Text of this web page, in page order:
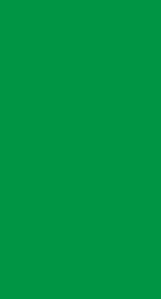
लगानीकर्ता
यता सेयर
विज्ञप्ति जारी
प्रवाह गरेको
निर्णय
। ‘पहिलो
सूचना जारी
लिखित
जस्ताको तस्तै
न्यायोचित
भनिएको
कम्पनीहरुले यस्तै